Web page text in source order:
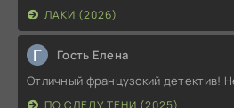
ЛАКИ (2026)
Г Гость Елена
Отличный французский детектив!